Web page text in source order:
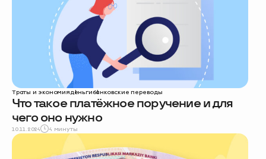
Траты и экономияденьгибанковские переводы
Что такое платёжное поручение и для
чего оно нужно
10.11.2024 4 минуты